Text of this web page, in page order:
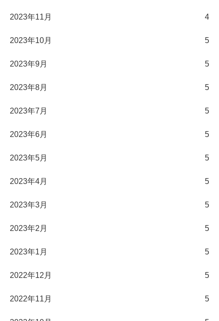
2023年11月 4
2023年10月 5
2023年9月 5
2023年8月 5
2023年7月 5
2023年6月 5
2023年5月 5
2023年4月 5
2023年3月 5
2023年2月 5
2023年1月 5
2022年12月 5
2022年11月 5